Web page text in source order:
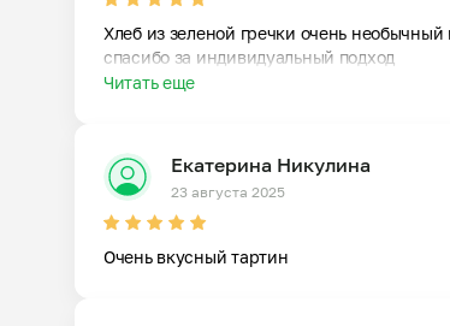
Хлеб из зеленой гречки очень
спасибо за индивидуальный подход
Читать еще
Екатерина Никулина
23 августа 2025
Очень вкусный тартин